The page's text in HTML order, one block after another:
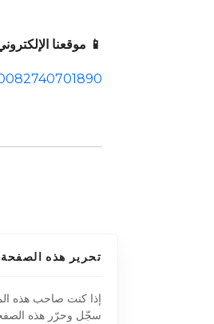
📱 موقعنا
تحرير هذه الصفحة
إذا كنت صاحب هذه
سجّل وحرّر هذه